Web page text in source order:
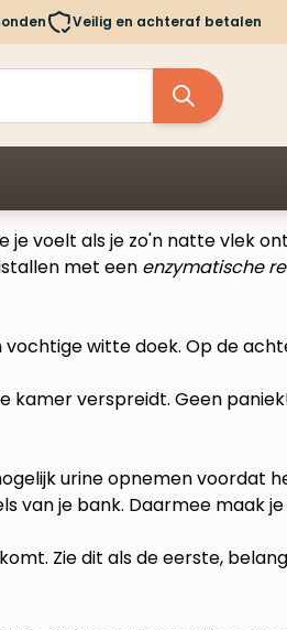
Veilig en achteraf betalen
voelt als je zo'n natte vlek
met een enzymatische
kamer verspreidt. Geen
urine opnemen voordat
van je bank. Daarmee maak
Zie dit als de eerste,